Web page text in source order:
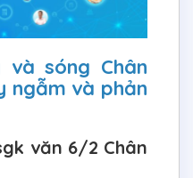
và sóng Chân
ngẫm và phản
văn 6/2 Chân